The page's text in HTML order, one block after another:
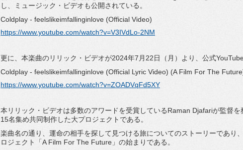
し、ミュージック・ビデオも公開されている。
Coldplay - feelslikeimfallinginlove (Official Video)
https://www.youtube.com/watch?v=V3IVdLo-2NM
更に、本楽曲のリリック・ビデオが2024年7月22日（月）より、公式
Coldplay - feelslikeimfallinginlove (Official Lyric Video) (A Film For The
https://www.youtube.com/watch?v=ZOADVqFd5XY
本リリック・ビデオは多数のアワードを受賞しているRaman Djafariが監督
15名集め共同制作した大プロジェクトである。
楽曲名の通り、運命の相手を探して見つける旅についてのストーリーであり
ロジェクト「A Film For The Future」の始まりである。